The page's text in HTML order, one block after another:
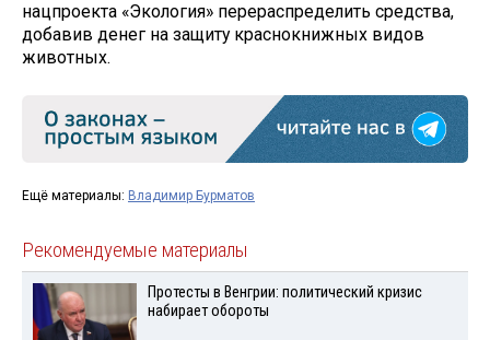
нацпроекта «Экология» перераспределить средства,
добавив денег на защиту краснокнижных видов
животных.
Ещё материалы: Владимир Бурматов
Рекомендуемые материалы
Протесты в Венгрии: политический кризис
набирает обороты